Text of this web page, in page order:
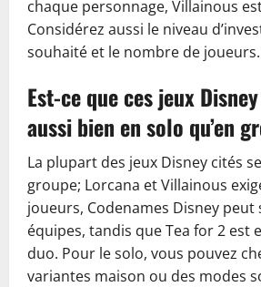
chaque personnage, Villainous
Considérez aussi le niveau
souhaité et le nombre de joueurs.
Est-ce que ces jeux
aussi bien en solo qu’en
La plupart des jeux Disney cités
groupe; Lorcana et Villainous
joueurs, Codenames Disney peut
équipes, tandis que Tea for 2 est
duo. Pour le solo, vous pouvez
variantes maison ou des modes